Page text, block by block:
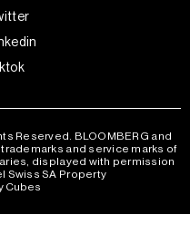
Reserved. BLOOMBERG and
and service marks of
displayed with permission
Swiss SA Property
Cubes